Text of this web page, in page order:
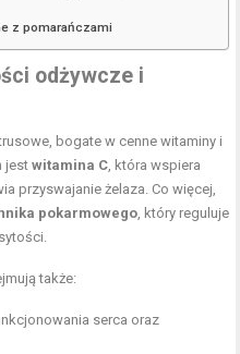
z pomarańczami
odżywcze i
bogate w cenne witaminy i
jestwitamina C, która wspiera
przyswajanie żelaza. Co więcej,
pokarmowego, który reguluje
także:
serca oraz